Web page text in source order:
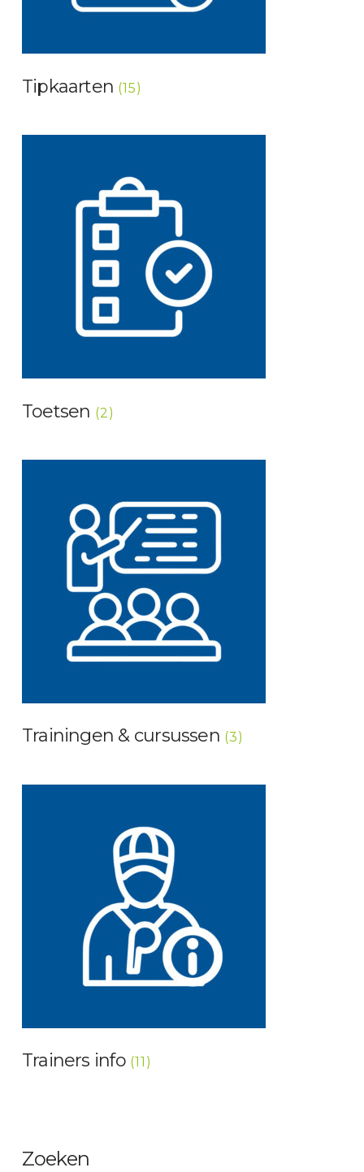
Tipkaarten (15)
Toetsen (2)
Trainingen & cursussen (3)
Trainers info (11)
Zoeken